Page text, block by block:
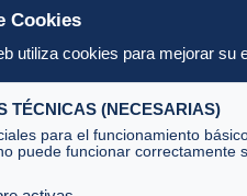
semisótano. 50018 Zaragoza
Cookies
utiliza cookies para mejorar su
TÉCNICAS (NECESARIAS)
para el funcionamiento
puede funcionar correctamente